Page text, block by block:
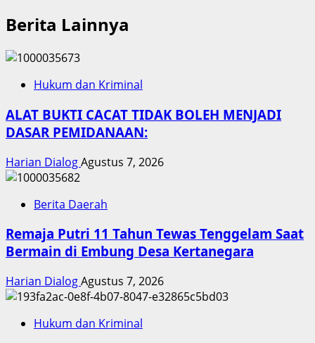
Berita Lainnya
Hukum dan Kriminal
ALAT BUKTI CACAT TIDAK BOLEH MENJADI
DASAR PEMIDANAAN:
Harian DialogAgustus 7, 2026
Berita Daerah
Remaja Putri 11 Tahun Tewas Tenggelam Saat
Bermain di Embung Desa Kertanegara
Harian DialogAgustus 7, 2026
Hukum dan Kriminal